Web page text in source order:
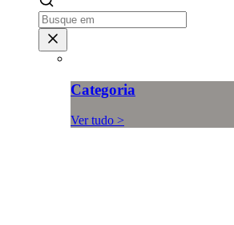
Categoria
Ver tudo >